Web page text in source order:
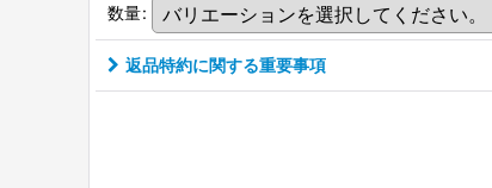
数量:
返品特約に関する重要事項